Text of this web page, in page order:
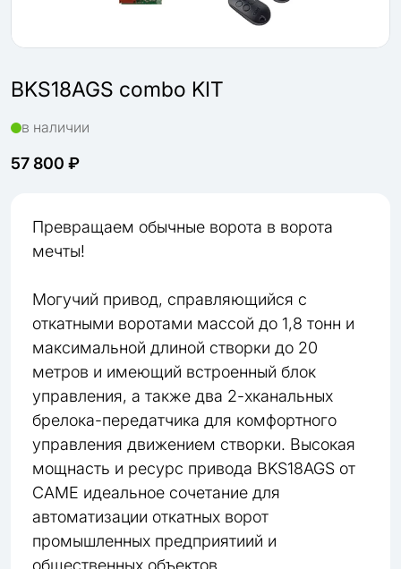
BKS18AGS combo KIT
в наличии
57 800 ₽
Превращаем обычные ворота в ворота
мечты!
Могучий привод, справляющийся с
откатными воротами массой до 1,8 тонн и
максимальной длиной створки до 20
метров и имеющий встроенный блок
управления, а также два 2-хканальных
брелока-передатчика для комфортного
управления движением створки. Высокая
мощнасть и ресурс привода BKS18AGS от
CAME идеальное сочетание для
автоматизации откатных ворот
промышленных предприятиий и
общественных объектов.